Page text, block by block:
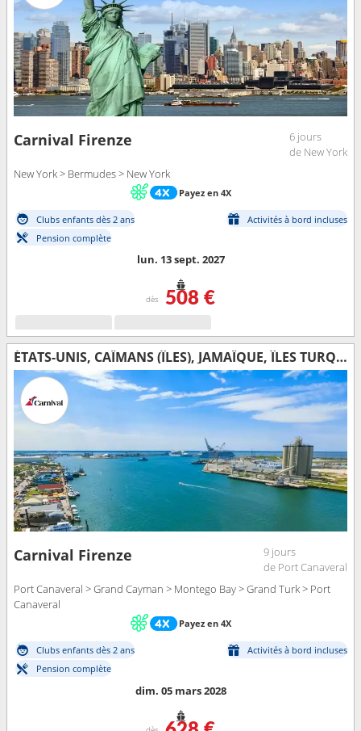
Carnival Firenze
6 jours
de New York
New York > Bermudes > New York
Payez en 4X
Clubs enfants dès 2 ans
Activités à bord incluses
Pension complète
lun. 13 sept. 2027
dès 508 €
ÉTATS-UNIS, CAÏMANS (ÎLES), JAMAÏQUE, ÎLES TURQUES-ET-CAÏQUES
Carnival Firenze
9 jours
de Port Canaveral
Port Canaveral > Grand Cayman > Montego Bay > Grand Turk > Port
Canaveral
Payez en 4X
Clubs enfants dès 2 ans
Activités à bord incluses
Pension complète
dim. 05 mars 2028